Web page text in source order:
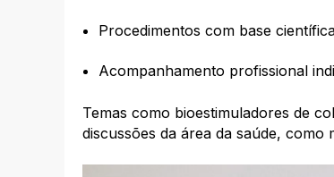
Procedimentos com base
Acompanhamento profissional
Temas como bioestimuladores de
discussões da área da saúde, como